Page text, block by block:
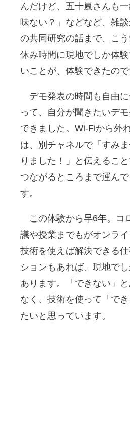
んだけど、五十嵐さんも
味ない？」などなど、雑
の共同研究の話まで、こ
休み時間に現地でしか体
いことが、体験できたので
デモ発表の時間も自由に
って、自分が聞きたいデ
できました。Wi-Fiから外
は、別チャネルで「すみ
りました！」と伝えるこ
つながるところまで運ん
す。
この体験から早6年。コ
議や授業までもがオンライ
技術を使えば解決できる
ションもあれば、現地で
あります。「できない」
なく、技術を使って「で
たいと思っています。